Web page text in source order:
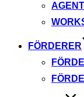
FÖRDERER